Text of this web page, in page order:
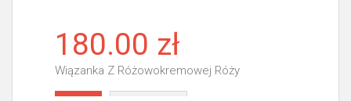
180.00 zł
Wiązanka Z Różowokremowej Róży